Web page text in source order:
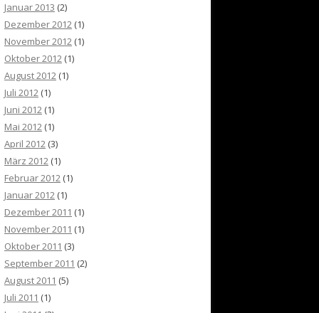
Januar 2013 (2)
Dezember 2012 (1)
November 2012 (1)
Oktober 2012 (1)
August 2012 (1)
Juli 2012 (1)
Juni 2012 (1)
Mai 2012 (1)
April 2012 (3)
März 2012 (1)
Februar 2012 (1)
Januar 2012 (1)
Dezember 2011 (1)
November 2011 (1)
Oktober 2011 (3)
September 2011 (2)
August 2011 (5)
Juli 2011 (1)